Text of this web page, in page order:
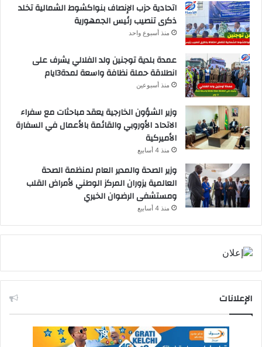
اتحادية حزب الإنصاف بنواكشوط الشمالية تخلد
ذكرى تنصيب رئيس الجمهورية
منذ أسبوع واحد
عمدة بلدية توجنين ولد الفلالي يشرف على
انطلاقة حملة نظافة واسعة لمدة3ايام
منذ أسبوعين
وزير الشؤون الخارجية يعقد مباحثات مع سفراء
الاتحاد الأوروبي والقائمة بالأعمال في السفارة
الأميركية
منذ 4 أسابيع
وزير الصحة والمدير العام لمنظمة الصحة
العالمية يزوران المركز الوطني لأمراض القلب
ومستشفى الرضوان الخيري
منذ 4 أسابيع
الإعلانات